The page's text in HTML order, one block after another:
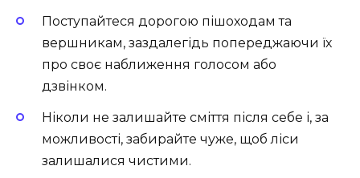
Поступайтеся дорогою пішоходам та
вершникам, заздалегідь попереджаючи їх
про своє наближення голосом або
дзвінком.
Ніколи не залишайте сміття після себе і, за
можливості, забирайте чуже, щоб ліси
залишалися чистими.